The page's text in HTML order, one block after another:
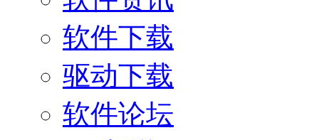
软件下载
驱动下载
软件论坛